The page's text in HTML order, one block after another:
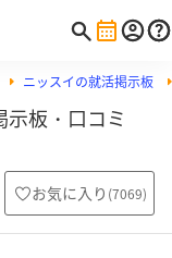
ニッスイの就活掲示板
示板・口コミ
お気に入り (7069)